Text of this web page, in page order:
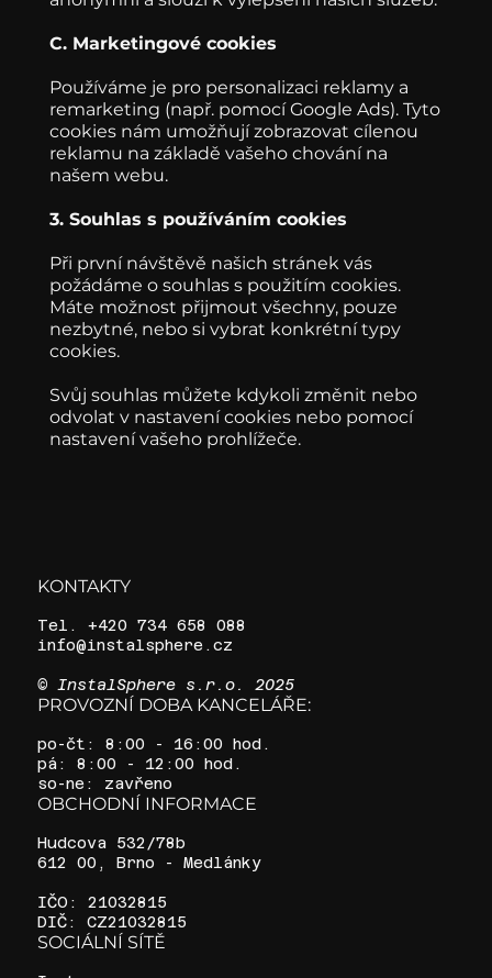
C. Marketingové cookies
Používáme je pro personalizaci reklamy a
remarketing (např. pomocí Google Ads). Tyto
cookies nám umožňují zobrazovat cílenou
reklamu na základě vašeho chování na
našem webu.
3. Souhlas s používáním cookies
Při první návštěvě našich stránek vás
požádáme o souhlas s použitím cookies.
Máte možnost přijmout všechny, pouze
nezbytné, nebo si vybrat konkrétní typy
cookies.
Svůj souhlas můžete kdykoli změnit nebo
odvolat v nastavení cookies nebo pomocí
nastavení vašeho prohlížeče.
KONTAKTY
Tel. +420 734 658 088
info@instalsphere.cz
© InstalSphere s.r.o. 2025
PROVOZNÍ DOBA KANCELÁŘE:
po-čt: 8:00 - 16:00 hod.
pá: 8:00 - 12:00 hod.
so-ne: zavřeno
OBCHODNÍ INFORMACE
Hudcova 532/78b
612 00, Brno - Medlánky
IČO: 21032815
DIČ: CZ21032815
SOCIÁLNÍ SÍTĚ